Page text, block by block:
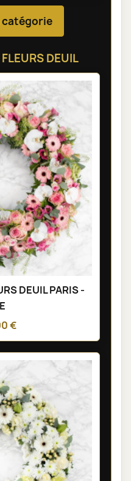
catégorie
DEUIL
DEUIL PARIS -
€